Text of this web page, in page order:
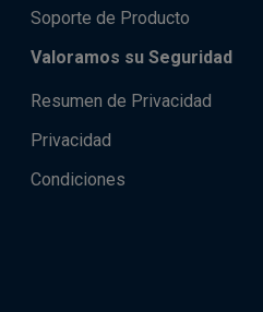
Soporte de Producto
Valoramos su Seguridad
Resumen de Privacidad
Privacidad
Condiciones